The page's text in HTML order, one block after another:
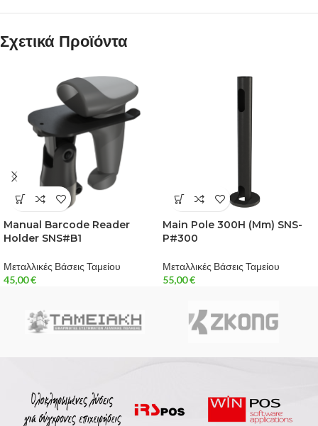
Σχετικά Προϊόντα
Manual Barcode Reader
Holder SNS#B1
Μεταλλικές Βάσεις Ταμείου
45,00€
Main Pole 300H (mm) SNS-
P#300
Μεταλλικές Βάσεις Ταμείου
55,00€